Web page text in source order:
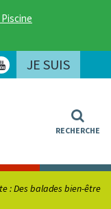
JE SUIS
Lien
RECHERCHE
: Des balades bien-être